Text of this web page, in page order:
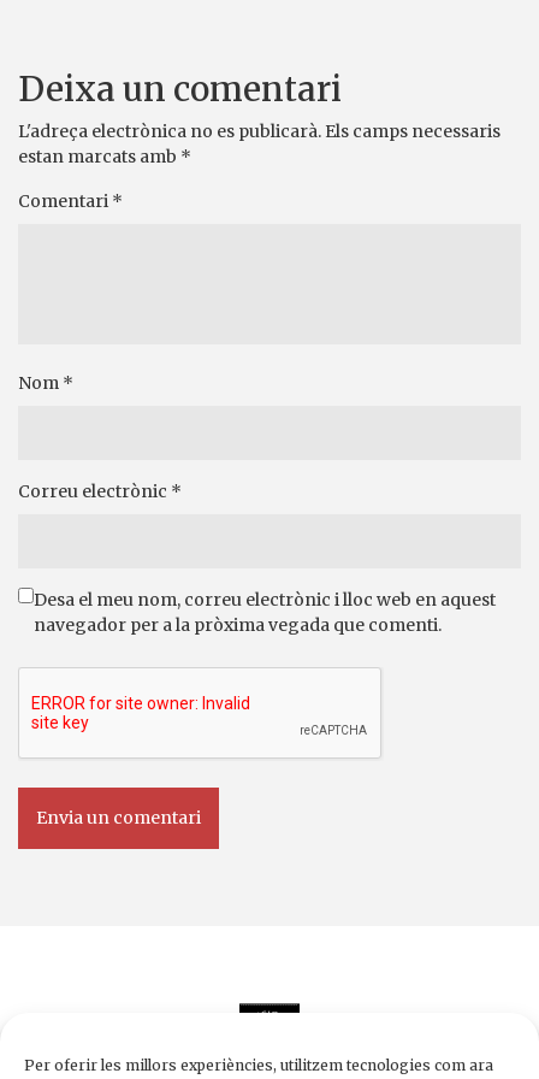
Per oferir les millors experiències, utilitzem tecnologies com ara
Deixa un comentari
L'adreça electrònica no es publicarà. Els camps necessaris
estan marcats amb *
Comentari *
Nom *
Correu electrònic *
Desa el meu nom, correu electrònic i lloc web en aquest
navegador per a la pròxima vegada que comenti.